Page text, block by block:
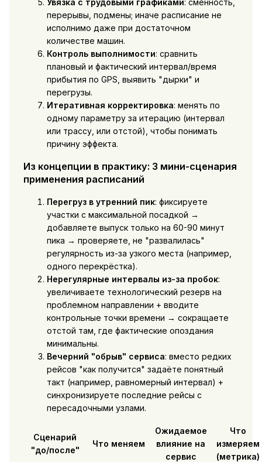
Увязка с трудовыми графиками: сменность,
перерывы, подмены; иначе расписание не
исполнимо даже при достаточном
количестве машин.
Контроль выполнимости: сравнить
плановый и фактический интервал/время
прибытия по GPS, выявить "дырки" и
перегрузы.
Итеративная корректировка: менять по
одному параметру за итерацию (интервал
или трассу, или отстой), чтобы понимать
причину эффекта.
Из концепции в практику: 3 мини-сценария
применения расписаний
Перегруз в утренний пик: фиксируете
участки с максимальной посадкой →
добавляете выпуск только на 60-90 минут
пика → проверяете, не "развалилась"
регулярность из-за узкого места (например,
одного перекрёстка).
Нерегулярные интервалы из-за пробок:
увеличиваете технологический резерв на
проблемном направлении + вводите
контрольные точки времени → сокращаете
отстой там, где фактические опоздания
минимальны.
Вечерний "обрыв" сервиса: вместо редких
рейсов "как получится" задаёте понятный
такт (например, равномерный интервал) +
синхронизируете последние рейсы с
пересадочными узлами.
Сценарий
"до/после"
Что меняем
Ожидаемое
влияние на
сервис
Что
измеряем
(метрика)